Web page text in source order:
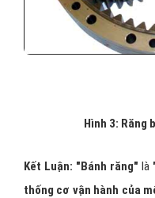
Hình 3: Răng
Kết Luận: "Bánh răng" là
thống cơ vận hành của